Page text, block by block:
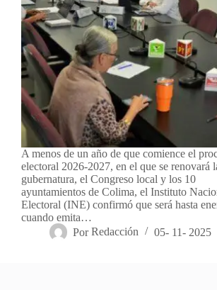
A menos de un año de que comience el
electoral 2026-2027, en el que se renovará
gubernatura, el Congreso local y los 10
ayuntamientos de Colima, el Instituto
Electoral (INE) confirmó que será hasta
cuando emita…
Por Redacción 05- 11- 2025